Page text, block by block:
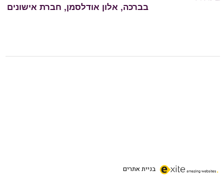
בניית אתרים